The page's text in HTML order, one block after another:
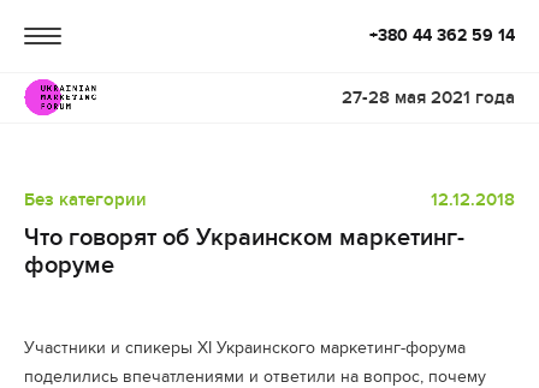
+380 44 362 59 14
27-28 мая 2021 года
Без категории 12.12.2018
Что говорят об Украинском маркетинг-
форуме
Участники и спикеры XI Украинского маркетинг-форума
поделились впечатлениями и ответили на вопрос, почему